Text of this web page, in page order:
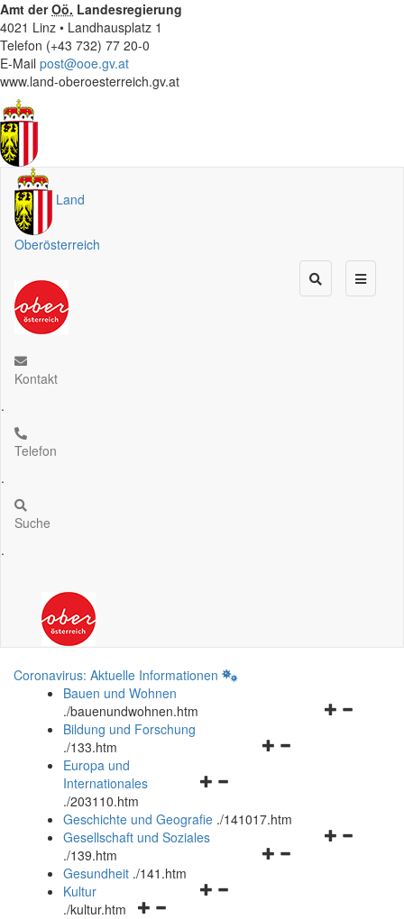
Amt derOö. Landesregierung
4021 Linz • Landhausplatz 1
Telefon (+43 732) 77 20-0
E-Mail post@ooe.gv.at
www.land-oberoesterreich.gv.at
Land
Oberösterreich
Kontakt
.
Telefon
.
Suche
.
Coronavirus: Aktuelle Informationen
Bauen und Wohnen
./bauenundwohnen.htm
Navigationsmenü
Bildung und Forschung
./133.htm
Navigationsmenü
und
schließen
Europa und
Internationales
./203110.htm
Geschichte und Geografie ./141017.htm
Navigationsmenü
Gesellschaft und Soziales
./139.htm
Navigationsmenü
Gesundheit ./141.htm
Navigationsmenü
Kultur
./kultur.htm